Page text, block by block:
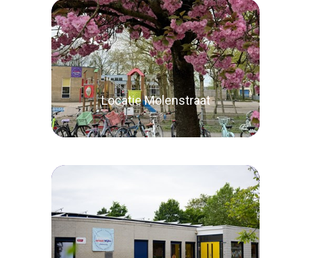
Lees verder
Locatie Molenstraat
Lees verder